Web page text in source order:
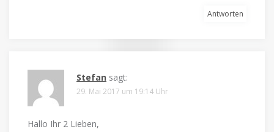
Antworten
Stefan sagt:
29. Mai 2017 um 19:14 Uhr
Hallo Ihr 2 Lieben,